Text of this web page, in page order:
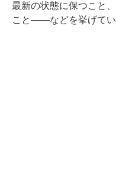
最新の状態に保つこと
こと――などを挙げてい